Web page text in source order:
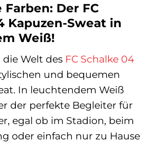
Der FC
Kapuzen-Sweat in
Weiß!
Welt des FC Schalke 04
und bequemen
In leuchtendem Weiß
der perfekte Begleiter für
egal ob im Stadion, beim
oder einfach nur zu Hause